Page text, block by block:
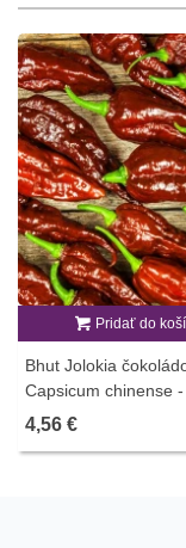
Pridať do
Bhut Jolokia
Capsicum chinense -
Semená - 5 ks
4,56 €